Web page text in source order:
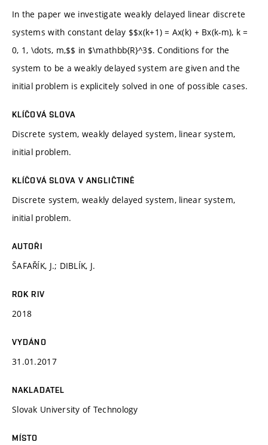
In the paper we investigate weakly delayed linear discrete
systems with constant delay $$x(k+1) = Ax(k) + Bx(k-m), k =
0, 1, \dots, m,$$ in $\mathbb{R}^3$. Conditions for the
system to be a weakly delayed system are given and the
initial problem is explicitely solved in one of possible cases.
KLÍČOVÁ SLOVA
Discrete system, weakly delayed system, linear system,
initial problem.
KLÍČOVÁ SLOVA V ANGLIČTINĚ
Discrete system, weakly delayed system, linear system,
initial problem.
AUTOŘI
ŠAFAŘÍK, J.; DIBLÍK, J.
ROK RIV
2018
VYDÁNO
31.01.2017
NAKLADATEL
Slovak University of Technology
MÍSTO